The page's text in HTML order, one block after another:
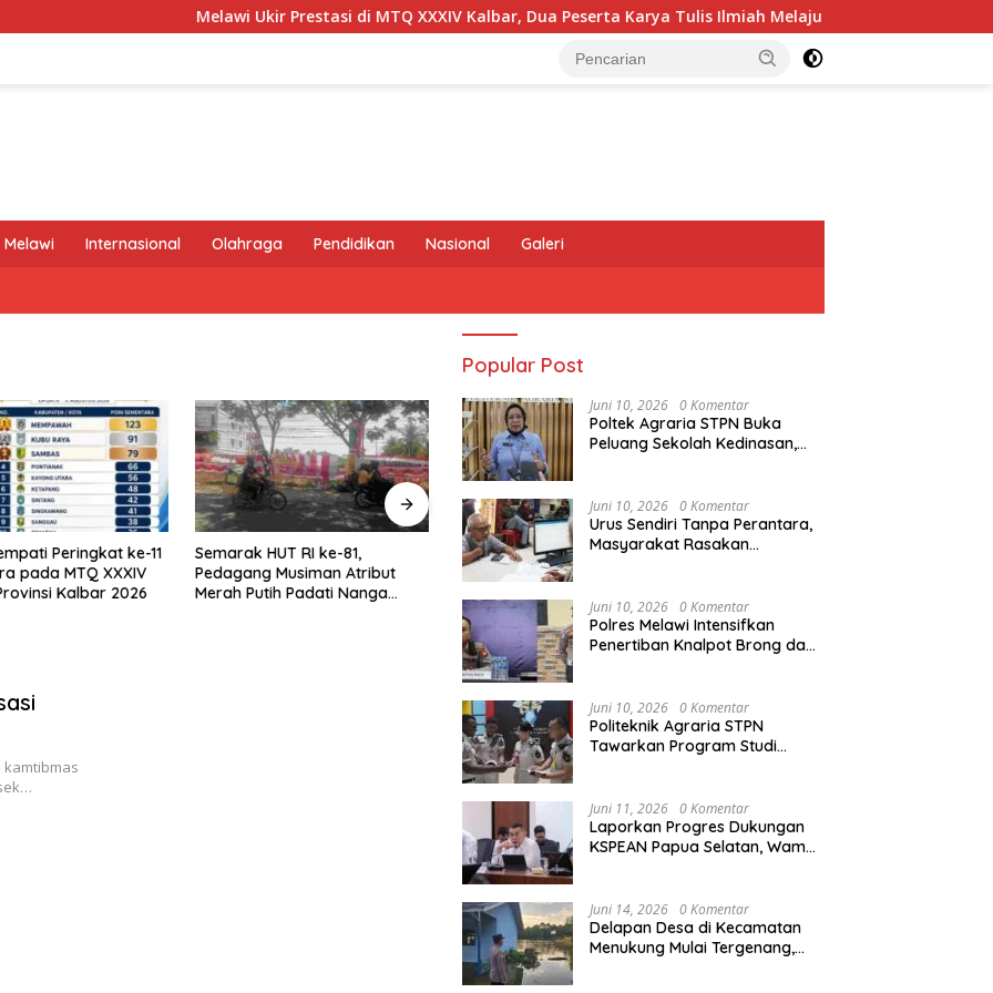
Melawi Ukir Prestasi di MTQ XXXIV Kalbar, Dua Peserta Karya Tulis Ilmiah Melaju ke Babak Semifinal
Melawi Internasional Olahraga Pendidikan Nasional Galeri
Peringkat ke-11
pada MTQ XXXIV
Kalbar 2026
Semarak HUT RI ke-81,
Pedagang Musiman Atribut
Merah Putih Padati Nanga
Suasana Kemerdekaan Mulai
Terasa di Melawi, Umbul-umbul
Berkibar
Sekda Melawi Peringatkan ASN:
kamtibmas
Popular Post
Juni 10, 2026 0 Komentar
Poltek Agraria STPN Buka
Peluang Sekolah Kedinasan,
Agraria/Pertanahan dan Tata
Ruang
Juni 10, 2026 0 Komentar
Urus Sendiri Tanpa Perantara,
Masyarakat Rasakan
Juni 10, 2026 0 Komentar
Polres Melawi Intensifkan
Penertiban Knalpot Brong dan
Juni 10, 2026 0 Komentar
Politeknik Agraria STPN
Tawarkan Program Studi
Juni 11, 2026 0 Komentar
Laporkan Progres Dukungan
KSPEAN Papua Selatan, Wamen
Nasional
Juni 14, 2026 0 Komentar
Delapan Desa di Kecamatan
Menukung Mulai Tergenang,